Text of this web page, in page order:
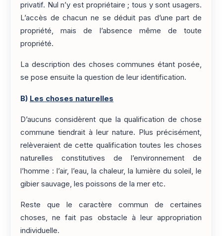
privatif. Nul n’y est propriétaire ; tous y sont usagers.
L’accès de chacun ne se déduit pas d’une part de
propriété, mais de l’absence même de toute
propriété.
La description des choses communes étant posée,
se pose ensuite la question de leur identification.
B) Les choses naturelles
D’aucuns considèrent que la qualification de chose
commune tiendrait à leur nature. Plus précisément,
relèveraient de cette qualification toutes les choses
naturelles constitutives de l’environnement de
l’homme : l’air, l’eau, la chaleur, la lumière du soleil, le
gibier sauvage, les poissons de la mer etc.
Reste que le caractère commun de certaines
choses, ne fait pas obstacle à leur appropriation
individuelle.